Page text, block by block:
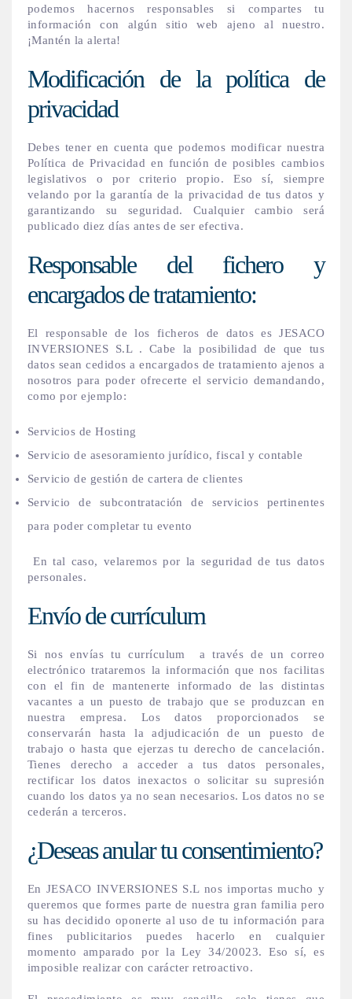
podemos hacernos responsables si compartes tu
información con algún sitio web ajeno al nuestro.
¡Mantén la alerta!
Modificación de la política de
privacidad
Debes tener en cuenta que podemos modificar nuestra
Política de Privacidad en función de posibles cambios
legislativos o por criterio propio. Eso sí, siempre
velando por la garantía de la privacidad de tus datos y
garantizando su seguridad. Cualquier cambio será
publicado diez días antes de ser efectiva.
Responsable del fichero y
encargados de tratamiento:
El responsable de los ficheros de datos es JESACO
INVERSIONES S.L . Cabe la posibilidad de que tus
datos sean cedidos a encargados de tratamiento ajenos a
nosotros para poder ofrecerte el servicio demandando,
como por ejemplo:
Servicios de Hosting
Servicio de asesoramiento jurídico, fiscal y contable
Servicio de gestión de cartera de clientes
Servicio de subcontratación de servicios pertinentes
para poder completar tu evento
En tal caso, velaremos por la seguridad de tus datos
personales.
Envío de currículum
Si nos envías tu currículum a través de un correo
electrónico trataremos la información que nos facilitas
con el fin de mantenerte informado de las distintas
vacantes a un puesto de trabajo que se produzcan en
nuestra empresa. Los datos proporcionados se
conservarán hasta la adjudicación de un puesto de
trabajo o hasta que ejerzas tu derecho de cancelación.
Tienes derecho a acceder a tus datos personales,
rectificar los datos inexactos o solicitar su supresión
cuando los datos ya no sean necesarios. Los datos no se
cederán a terceros.
¿Deseas anular tu consentimiento?
En JESACO INVERSIONES S.L nos importas mucho y
queremos que formes parte de nuestra gran familia pero
su has decidido oponerte al uso de tu información para
fines publicitarios puedes hacerlo en cualquier
momento amparado por la Ley 34/20023. Eso sí, es
imposible realizar con carácter retroactivo.